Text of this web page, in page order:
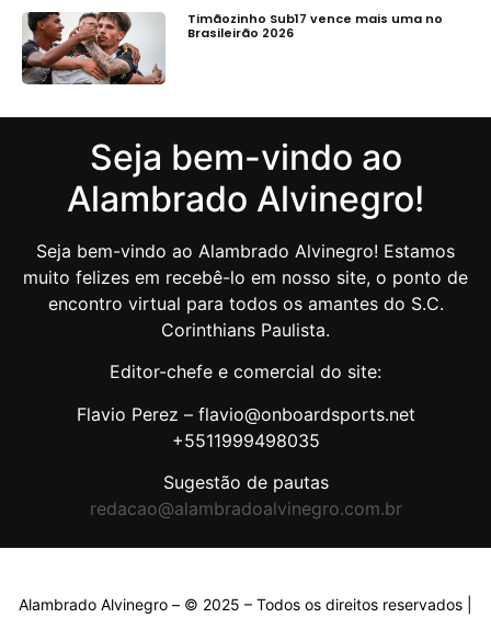
Timãozinho Sub17 vence mais uma no
Brasileirão 2026
Seja bem-vindo ao
Alambrado Alvinegro!
Seja bem-vindo ao Alambrado Alvinegro! Estamos
muito felizes em recebê-lo em nosso site, o ponto de
encontro virtual para todos os amantes do S.C.
Corinthians Paulista.
Editor-chefe e comercial do site:
Flavio Perez – flavio@onboardsports.net
+5511999498035
Sugestão de pautas
redacao@alambradoalvinegro.com.br
Alambrado Alvinegro – © 2025 – Todos os direitos reservados |